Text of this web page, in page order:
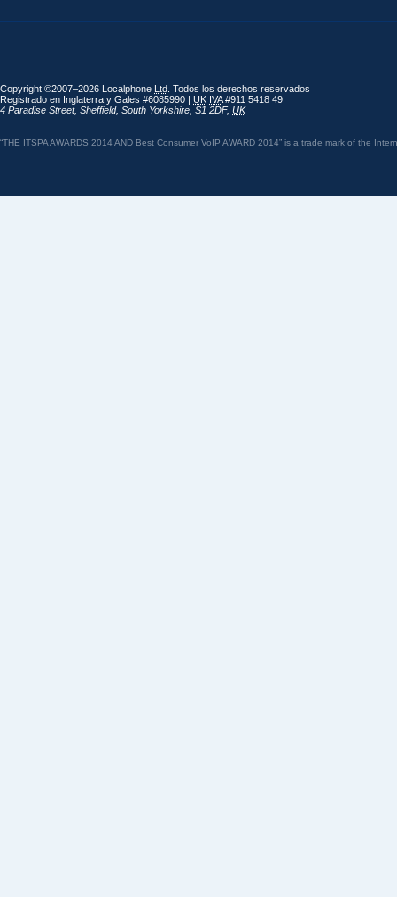
Copyright ©2007–2026 Localphone Ltd . Todos los derechos reservados
Registrado en Inglaterra y Gales #6085990 | UK IVA#911 5418 49
4 Paradise Street, Sheffield, South Yorkshire S1 2DF, UK
“THE ITSPA AWARDS 2014 AND Best Consumer VoIP AWARD 2014” is a trade mark of the